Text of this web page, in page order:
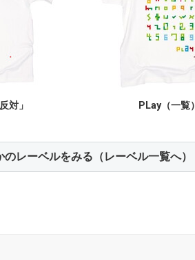
対」 PLay（一覧）
のレーベルをみる（レーベル一覧へ）